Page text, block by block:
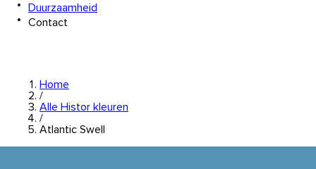
Duurzaamheid
Contact
Home
/
Alle Histor kleuren
/
Atlantic Swell